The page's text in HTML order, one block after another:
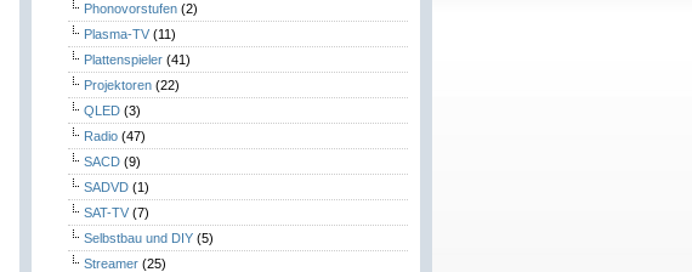
Phonovorstufen (2)
Plasma-TV (11)
Plattenspieler (41)
Projektoren (22)
QLED (3)
Radio (47)
SACD (9)
SADVD (1)
SAT-TV (7)
Selbstbau und DIY (5)
Streamer (25)